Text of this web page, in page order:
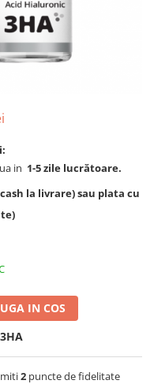
in 1-5 zile lucrătoare.
la livrare) sau plata cu
IN COS
2 puncte de fidelitate